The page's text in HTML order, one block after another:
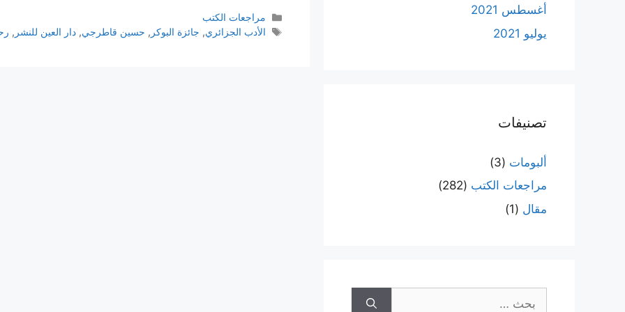
التصنيفات
مراجعات الكتب
الوسوم
الأدب الجزائري, جائزة البوكر , حسين قاطرجي,دار العين للنشر ,
أغسطس 2021
يوليو 2021
تصنيفات
ألبومات (3)
مراجعات الكتب (282)
مقال (1)